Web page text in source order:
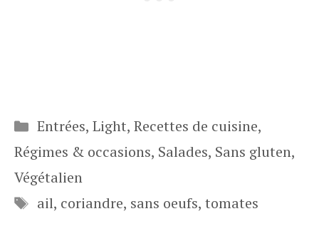
Catégories
Entrées, Light, Recettes de cuisine,
Régimes & occasions, Salades, Sans gluten,
Végétalien
Étiquettes
ail, coriandre, sans oeufs, tomates